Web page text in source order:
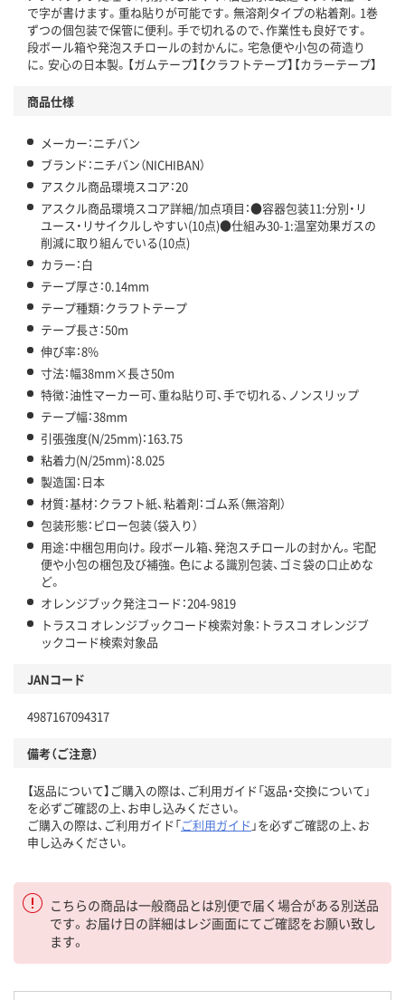
で字が書けます。重ね貼りが可能です。無溶剤タイプの粘着剤。1巻
ずつの個包装で保管に便利。手で切れるので、作業性も良好です。
段ボール箱や発泡スチロールの封かんに。宅急便や小包の荷造り
に。安心の日本製。【ガムテープ】【クラフトテープ】【カラーテープ】
商品仕様
メーカー：ニチバン
ブランド：ニチバン（NICHIBAN）
アスクル商品環境スコア：20
アスクル商品環境スコア詳細/加点項目：●容器包装11:分別・リ
ユース・リサイクルしやすい(10点)●仕組み30-1:温室効果ガスの
削減に取り組んでいる(10点)
カラー：白
テープ厚さ：0.14mm
テープ種類：クラフトテープ
テープ長さ：50m
伸び率：8%
寸法：幅38mm×長さ50m
特徴：油性マーカー可、重ね貼り可、手で切れる、ノンスリップ
テープ幅：38mm
引張強度(N/25mm)：163.75
粘着力(N/25mm)：8.025
製造国：日本
材質：基材：クラフト紙、粘着剤：ゴム系（無溶剤）
包装形態：ピロー包装（袋入り）
用途：中梱包用向け。段ボール箱、発泡スチロールの封かん。宅配
便や小包の梱包及び補強。色による識別包装、ゴミ袋の口止めな
ど。
オレンジブック発注コード：204-9819
トラスコ オレンジブックコード検索対象：トラスコ オレンジブ
ックコード検索対象品
JANコード
4987167094317
備考（ご注意）
【返品について】ご購入の際は、ご利用ガイド「返品・交換について」
を必ずご確認の上、お申し込みください。
ご購入の際は、ご利用ガイド「ご利用ガイド 」を必ずご確認の上、お
申し込みください。
こちらの商品は一般商品とは別便で届く場合がある別送品
です。お届け日の詳細はレジ画面にてご確認をお願い致し
ます。